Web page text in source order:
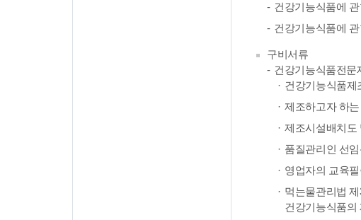
건강기능식품에
건강기능식품에
구비서류
건강기능식품전문
건강기능식품제
제조하고자 하
제조시설배치도
품질관리인 선
영업자의 교육
먹는물관리법
건강기능식품의